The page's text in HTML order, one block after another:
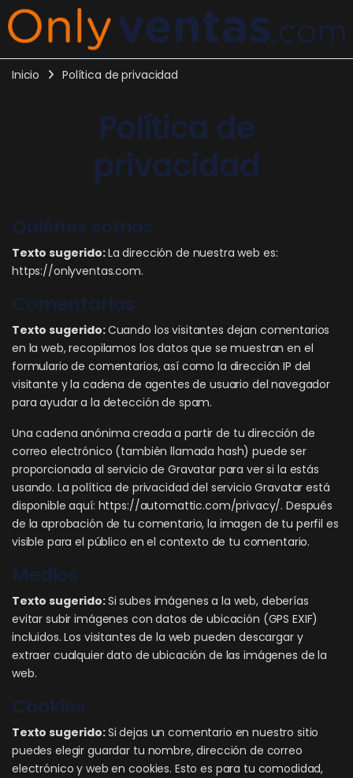
Inicio Política de privacidad
Política de
privacidad
Quiénes somos
Texto sugerido:La dirección de nuestra web es:
https://onlyventas.com.
Comentarios
Texto sugerido:Cuando los visitantes dejan comentarios
en la web, recopilamos los datos que se muestran en el
formulario de comentarios, así como la dirección IP del
visitante y la cadena de agentes de usuario del navegador
para ayudar a la detección de spam.
Una cadena anónima creada a partir de tu dirección de
correo electrónico (también llamada hash) puede ser
proporcionada al servicio de Gravatar para ver si la estás
usando. La política de privacidad del servicio Gravatar está
disponible aquí: https://automattic.com/privacy/. Después
de la aprobación de tu comentario, la imagen de tu perfil es
visible para el público en el contexto de tu comentario.
Medios
Texto sugerido:Si subes imágenes a la web, deberías
evitar subir imágenes con datos de ubicación (GPS EXIF)
incluidos. Los visitantes de la web pueden descargar y
extraer cualquier dato de ubicación de las imágenes de la
web.
Cookies
Texto sugerido:Si dejas un comentario en nuestro sitio
puedes elegir guardar tu nombre, dirección de correo
electrónico y web en cookies. Esto es para tu comodidad,